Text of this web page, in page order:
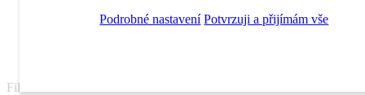
Pro inzerenty
Filtrovat
Podrobné nastavení Potvrzuji a přijímám vše